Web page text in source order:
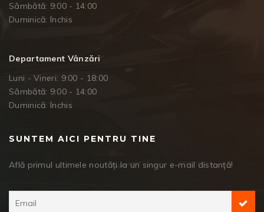
Sâmbătă: 9:00 - 14:00
Duminică: închis
Departament Vânzări
Luni - Vineri: 9:00 - 18:00
Sâmbătă: 9:00 - 14:00
Duminică: închis
SUNTEM AICI PENTRU TINE
Află primul ultimele noutăți la un singur e-mail distanță!